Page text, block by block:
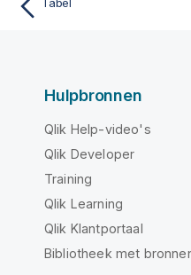
Hulpbronnen
Qlik Help-video's
Qlik Developer
Training
Qlik Learning
Qlik Klantportaal
Bibliotheek met